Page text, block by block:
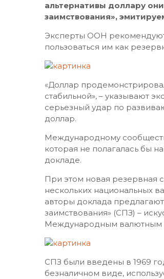
альтернативы доллару
заимствования»,
Эксперты ООН рекомендуют
пользоваться им как
«Доллар
стабильной», – указывают
серьезный удар по
доллар.
Международному
которая не полагалась бы
докладе.
При этом новая резервная
нескольких национальных
авторы доклада
заимствования» (СПЗ) –
Международным
СПЗ были введены в 1969
безналичном виде,